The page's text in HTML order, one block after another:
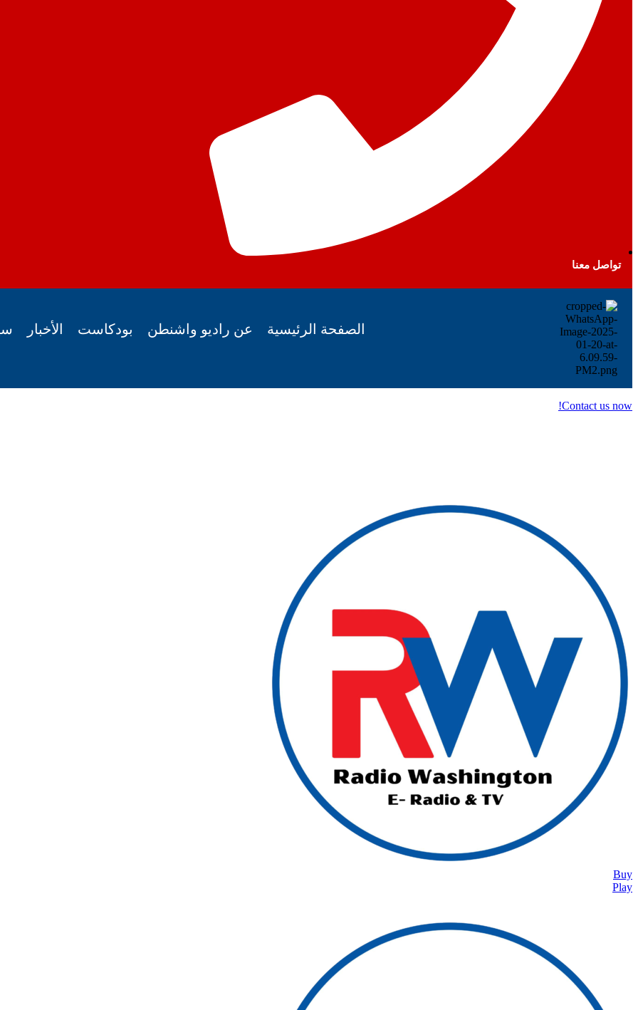
تواصل معنا
الصفحة الرئيسية عن راديو واشنطن بودكاست الأخبار
Contact us now!
Buy
Play